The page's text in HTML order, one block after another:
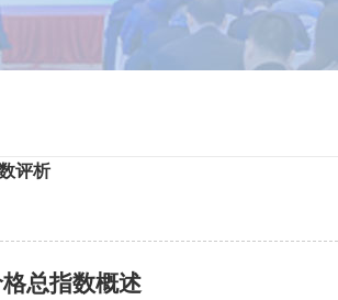
评析
总指数概述